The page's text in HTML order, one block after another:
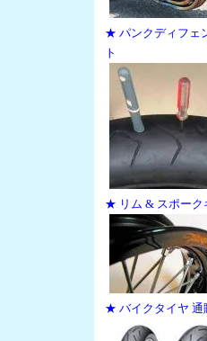
★ パンクディフェ
ト
★ リム & スポーク
★ バイクタイヤ 通